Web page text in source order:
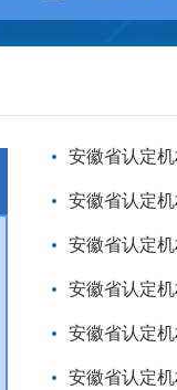
安徽省认定
安徽省认定
安徽省认定
安徽省认定
安徽省认定
安徽省认定